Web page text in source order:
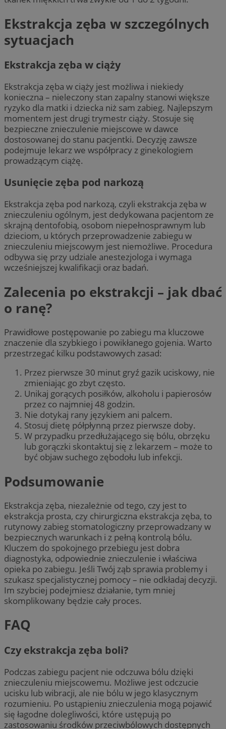
Ekstrakcja zęba w szczególnych
sytuacjach
Ekstrakcja zęba w ciąży
Ekstrakcja zęba w ciąży jest możliwa i niekiedy
konieczna – nieleczony stan zapalny stanowi większe
ryzyko dla matki i dziecka niż sam zabieg. Najlepszym
momentem jest drugi trymestr ciąży. Stosuje się
bezpieczne znieczulenie miejscowe w dawce
dostosowanej do stanu pacjentki. Decyzję zawsze
podejmuje lekarz we współpracy z ginekologiem
prowadzącym ciążę.
Usunięcie zęba pod narkozą
Ekstrakcja zęba pod narkozą, czyli ekstrakcja zęba w
znieczuleniu ogólnym, jest dedykowana pacjentom ze
skrajną dentofobią, osobom niepełnosprawnym lub
dzieciom, u których przeprowadzenie zabiegu w
znieczuleniu miejscowym jest niemożliwe. Procedura
odbywa się przy udziale anestezjologa i wymaga
wcześniejszej kwalifikacji oraz badań.
Zalecenia po ekstrakcji – jak dbać
o ranę?
Prawidłowe postępowanie po zabiegu ma kluczowe
znaczenie dla szybkiego i powikłanego gojenia. Warto
przestrzegać kilku podstawowych zasad:
Przez pierwsze 30 minut gryź gazik uciskowy, nie
zmieniając go zbyt często.
Unikaj gorących posiłków, alkoholu i papierosów
przez co najmniej 48 godzin.
Nie dotykaj rany językiem ani palcem.
Stosuj dietę półpłynną przez pierwsze doby.
W przypadku przedłużającego się bólu, obrzęku
lub gorączki skontaktuj się z lekarzem – może to
być objaw suchego zębodołu lub infekcji.
Podsumowanie
Ekstrakcja zęba, niezależnie od tego, czy jest to
ekstrakcja prosta, czy chirurgiczna ekstrakcja zęba, to
rutynowy zabieg stomatologiczny przeprowadzany w
bezpiecznych warunkach i z pełną kontrolą bólu.
Kluczem do spokojnego przebiegu jest dobra
diagnostyka, odpowiednie znieczulenie i właściwa
opieka po zabiegu. Jeśli Twój ząb sprawia problemy i
szukasz specjalistycznej pomocy – nie odkładaj decyzji.
Im szybciej podejmiesz działanie, tym mniej
skomplikowany będzie cały proces.
FAQ
Czy ekstrakcja zęba boli?
Podczas zabiegu pacjent nie odczuwa bólu dzięki
znieczuleniu miejscowemu. Możliwe jest odczucie
ucisku lub wibracji, ale nie bólu w jego klasycznym
rozumieniu. Po ustąpieniu znieczulenia mogą pojawić
się łagodne dolegliwości, które ustępują po
zastosowaniu środków przeciwbólowych dostępnych